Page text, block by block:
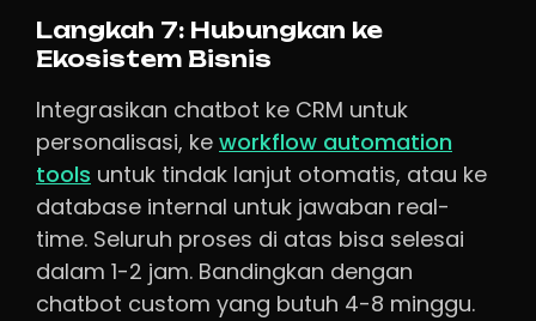
Langkah 7: Hubungkan ke
Ekosistem Bisnis
Integrasikan chatbot ke CRM untuk
personalisasi, ke workflow automation
tools untuk tindak lanjut otomatis, atau ke
database internal untuk jawaban real-
time. Seluruh proses di atas bisa selesai
dalam 1-2 jam. Bandingkan dengan
chatbot custom yang butuh 4-8 minggu.